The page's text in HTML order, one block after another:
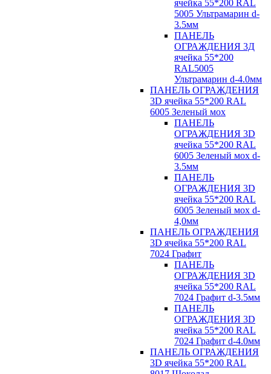
ячейка 55*200 RAL
5005 Ультрамарин d-
3.5мм
ПАНЕЛЬ
ОГРАЖДЕНИЯ 3Д
ячейка 55*200
RAL5005
Ультрамарин d-4.0мм
ПАНЕЛЬ ОГРАЖДЕНИЯ
3D ячейка 55*200 RAL
6005 Зеленый мох
ПАНЕЛЬ
ОГРАЖДЕНИЯ 3D
ячейка 55*200 RAL
6005 Зеленый мох d-
3.5мм
ПАНЕЛЬ
ОГРАЖДЕНИЯ 3D
ячейка 55*200 RAL
6005 Зеленый мох d-
4,0мм
ПАНЕЛЬ ОГРАЖДЕНИЯ
3D ячейка 55*200 RAL
7024 Графит
ПАНЕЛЬ
ОГРАЖДЕНИЯ 3D
ячейка 55*200 RAL
7024 Графит d-3.5мм
ПАНЕЛЬ
ОГРАЖДЕНИЯ 3D
ячейка 55*200 RAL
7024 Графит d-4.0мм
ПАНЕЛЬ ОГРАЖДЕНИЯ
3D ячейка 55*200 RAL